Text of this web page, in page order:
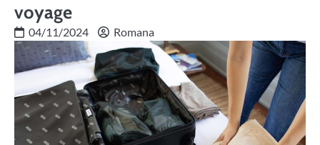
voyage
04/11/2024 Romana